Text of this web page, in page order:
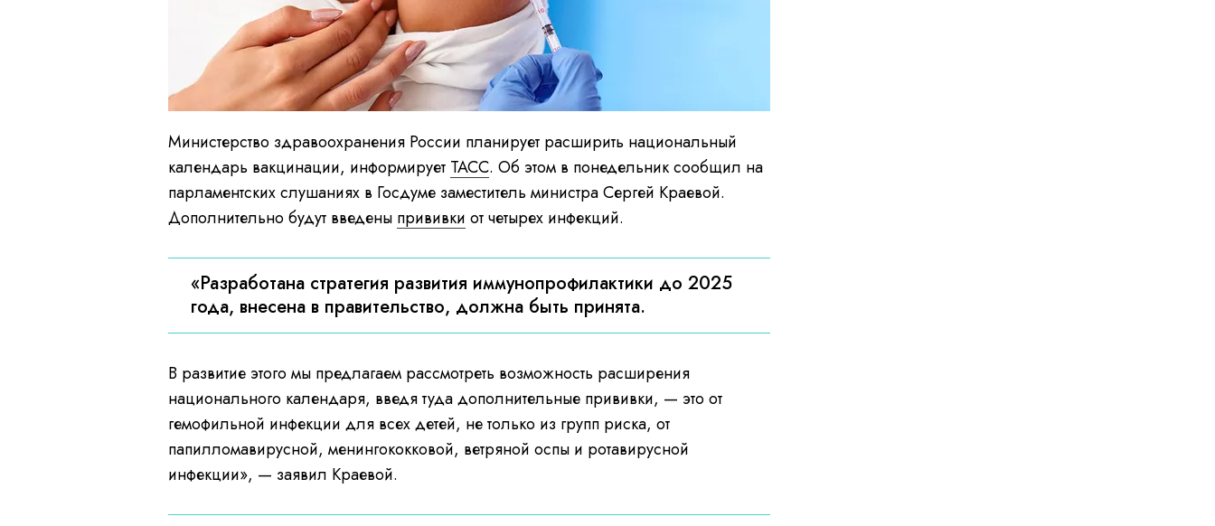
Министерство здравоохранения России планирует расширить национальный
календарь вакцинации, информирует ТАСС. Об этом в понедельник сообщил на
парламентских слушаниях в Госдуме заместитель министра Сергей Краевой.
Дополнительно будут введены прививки от четырех инфекций.
«Разработана стратегия развития иммунопрофилактики до 2025
года, внесена в правительство, должна быть принята.
В развитие этого мы предлагаем рассмотреть возможность расширения
национального календаря, введя туда дополнительные прививки, — это от
гемофильной инфекции для всех детей, не только из групп риска, от
папилломавирусной, менингококковой, ветряной оспы и ротавирусной
инфекции», — заявил Краевой.